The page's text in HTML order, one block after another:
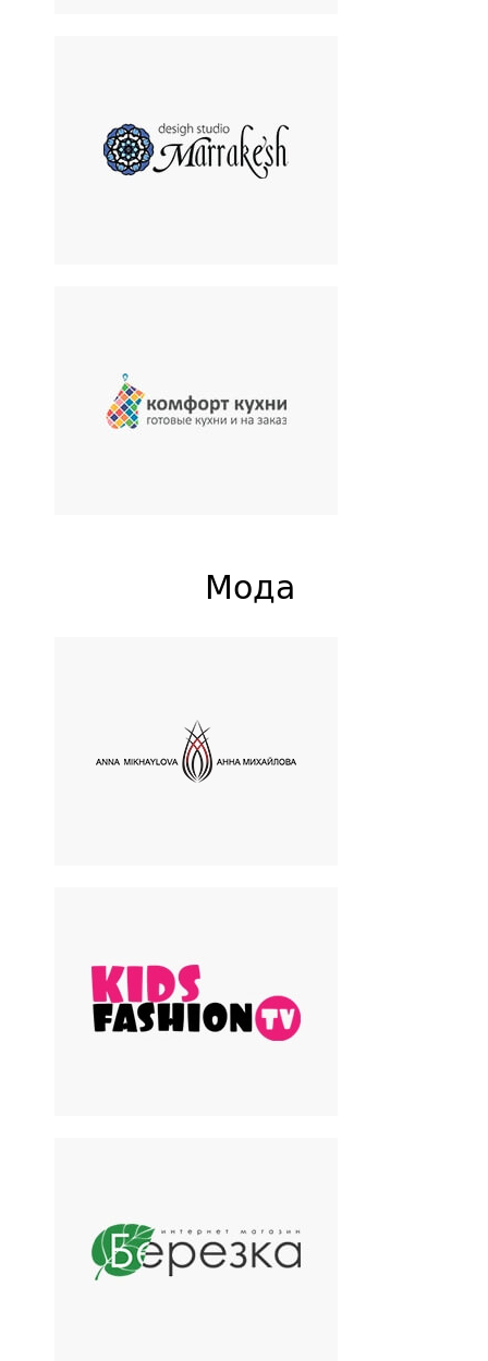
Marrakesh
Студия дизайна интерьеров
Светланы Клишевич
Комфорт Кухни
Производитель кухонной
мебели
Мода
Anna Mikhailova
Дизайнерские шляпки
KIDS FASHION TV
Медиа ресурс о модной и
светской жизни
Березка
Интернет-магазин
купальников Victoria's Secret